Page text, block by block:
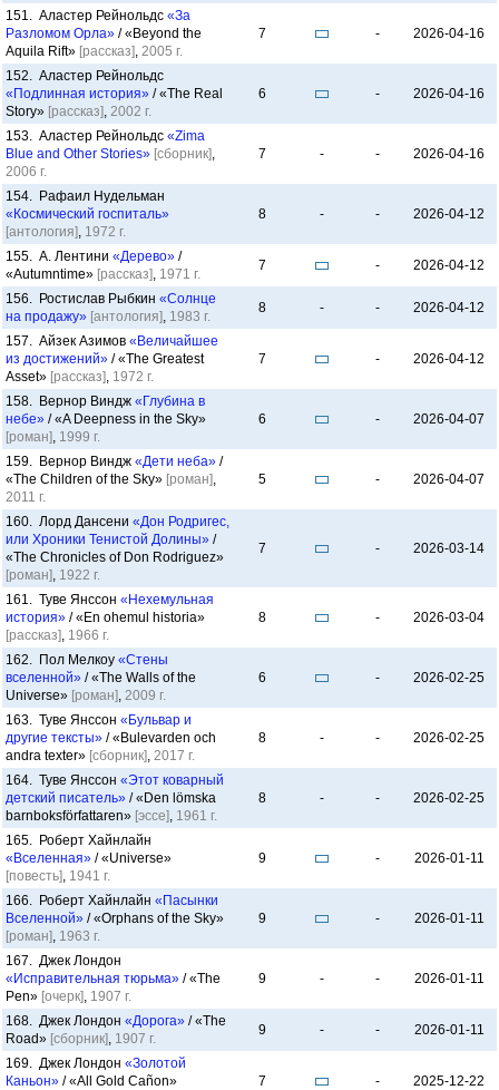
151. Аластер Рейнольдс «За
Разломом Орла» / «Beyond the
Aquila Rift» [рассказ], 2005 г.
7 - 2026-04-16
152. Аластер Рейнольдс
«Подлинная история» / «The Real
Story» [рассказ], 2002 г.
6 - 2026-04-16
153. Аластер Рейнольдс «Zima
Blue and Other Stories» [сборник],
2006 г.
7 - - 2026-04-16
154. Рафаил Нудельман
«Космический госпиталь»
[антология], 1972 г.
8 - - 2026-04-12
155. А. Лентини «Дерево» /
«Autumntime» [рассказ], 1971 г.
7 - 2026-04-12
156. Ростислав Рыбкин «Солнце
на продажу» [антология], 1983 г.
8 - - 2026-04-12
157. Айзек Азимов «Величайшее
из достижений» / «The Greatest
Asset» [рассказ], 1972 г.
7 - 2026-04-12
158. Вернор Виндж «Глубина в
небе» / «A Deepness in the Sky»
[роман], 1999 г.
6 - 2026-04-07
159. Вернор Виндж «Дети неба» /
«The Children of the Sky» [роман],
2011 г.
5 - 2026-04-07
160. Лорд Дансени «Дон Родригес,
или Хроники Тенистой Долины» /
«The Chronicles of Don Rodriguez»
[роман], 1922 г.
7 - 2026-03-14
161. Туве Янссон «Нехемульная
история» / «En ohemul historia»
[рассказ], 1966 г.
8 - 2026-03-04
162. Пол Мелкоу «Стены
вселенной» / «The Walls of the
Universe» [роман], 2009 г.
6 - 2026-02-25
163. Туве Янссон «Бульвар и
другие тексты» / «Bulevarden och
andra texter» [сборник], 2017 г.
8 - - 2026-02-25
164. Туве Янссон «Этот коварный
детский писатель» / «Den lömska
barnboksförfattaren» [эссе], 1961 г.
8 - - 2026-02-25
165. Роберт Хайнлайн
«Вселенная» / «Universe»
[повесть], 1941 г.
9 - 2026-01-11
166. Роберт Хайнлайн «Пасынки
Вселенной» / «Orphans of the Sky»
[роман], 1963 г.
9 - 2026-01-11
167. Джек Лондон
«Исправительная тюрьма» / «The
Pen» [очерк], 1907 г.
9 - - 2026-01-11
168. Джек Лондон «Дорога» / «The
Road» [сборник], 1907 г.
9 - - 2026-01-11
169. Джек Лондон «Золотой
Каньон» / «All Gold Cañon»
7 - 2025-12-22